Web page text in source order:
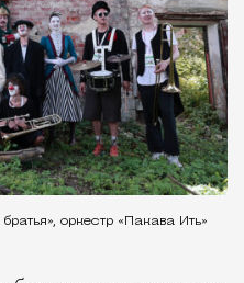
оркестр «Пакава Ить»